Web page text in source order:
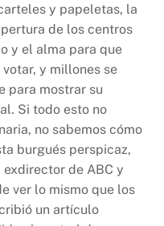
y papeletas, la
de los centros
y el alma para que
y millones se
para mostrar su
Si todo esto no
no sabemos cómo
burgués perspicaz,
exdirector de ABC y
ver lo mismo que los
un artículo